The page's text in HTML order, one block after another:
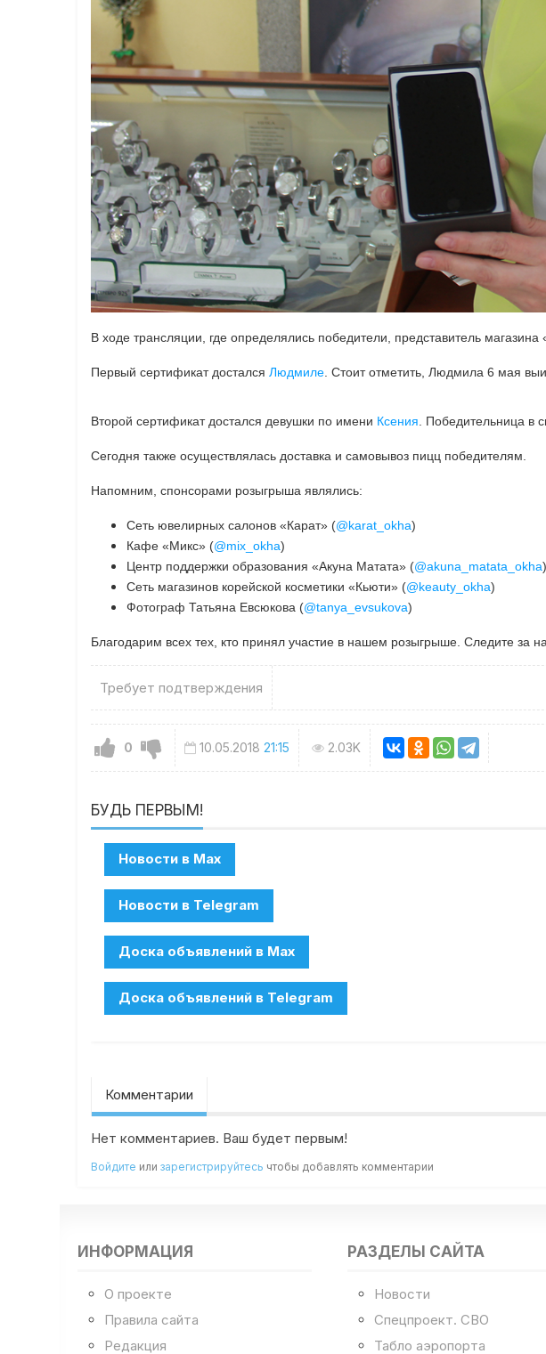
В ходе трансляции, где определялись победители, представитель
Первый сертификат досталсяЛюдмиле . Стоит отметить, Людмила 6 мая
Второй сертификат достался девушки по имени Ксения . Победительница в
Сегодня также осуществлялась доставка и самовывоз пицц победителям.
Напомним, спонсорами розыгрыша являлись:
Сеть ювелирных салонов «Карат» (@karat_okha)
Кафе «Микс» (@mix_okha)
Центр поддержки образования «Акуна Матата» (@akuna_matata_okha)
Сеть магазинов корейской косметики «Кьюти» (@keauty_okha)
Фотограф Татьяна Евсюкова (@tanya_evsukova)
Благодарим всех тех, кто принял участие в нашем розыгрыше. Следите за
Требует подтверждения
0 10.05.2018 21:15 2.03K
БУДЬ ПЕРВЫМ!
Комментарии
Нет комментариев. Ваш будет первым!
Войдите илизарегистрируйтесь чтобы добавлять комментарии
ИНФОРМАЦИЯ
О проекте
Правила сайта
Редакция
РАЗДЕЛЫ САЙТА
Новости
Спецпроект. СВО
Табло аэропорта